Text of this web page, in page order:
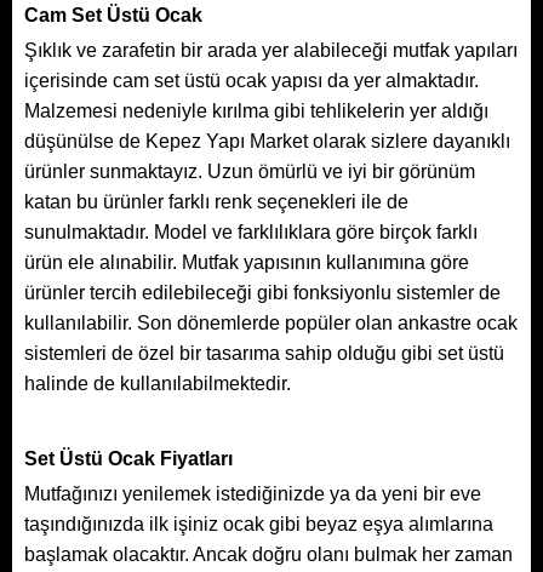
Cam Set Üstü Ocak
Şıklık ve zarafetin bir arada yer alabileceği mutfak yapıları
içerisinde cam set üstü ocak yapısı da yer almaktadır.
Malzemesi nedeniyle kırılma gibi tehlikelerin yer aldığı
düşünülse de Kepez Yapı Market olarak sizlere dayanıklı
ürünler sunmaktayız. Uzun ömürlü ve iyi bir görünüm
katan bu ürünler farklı renk seçenekleri ile de
sunulmaktadır. Model ve farklılıklara göre birçok farklı
ürün ele alınabilir. Mutfak yapısının kullanımına göre
ürünler tercih edilebileceği gibi fonksiyonlu sistemler de
kullanılabilir. Son dönemlerde popüler olan ankastre ocak
sistemleri de özel bir tasarıma sahip olduğu gibi set üstü
halinde de kullanılabilmektedir.
Set Üstü Ocak Fiyatları
Mutfağınızı yenilemek istediğinizde ya da yeni bir eve
taşındığınızda ilk işiniz ocak gibi beyaz eşya alımlarına
başlamak olacaktır. Ancak doğru olanı bulmak her zaman